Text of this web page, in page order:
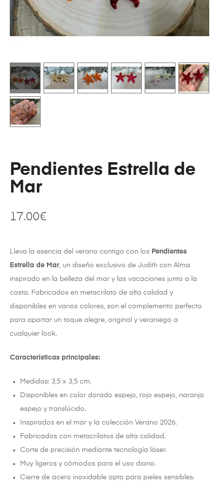
Pendientes Estrella de
Mar
17.00€
Lleva la esencia del verano contigo con los Pendientes
Estrella de Mar, un diseño exclusivo de Judith con Alma
inspirado en la belleza del mar y las vacaciones junto a la
costa. Fabricados en metacrilato de alta calidad y
disponibles en varios colores, son el complemento perfecto
para aportar un toque alegre, original y veraniego a
cualquier look.
Características principales:
Medidas: 3,5 x 3,5 cm.
Disponibles en color dorado espejo, rojo espejo, naranja
espejo y translúcido.
Inspirados en el mar y la colección Verano 2026.
Fabricados con metacrilatos de alta calidad.
Corte de precisión mediante tecnología láser.
Muy ligeros y cómodos para el uso diario.
Cierre de acero inoxidable apto para pieles sensibles.